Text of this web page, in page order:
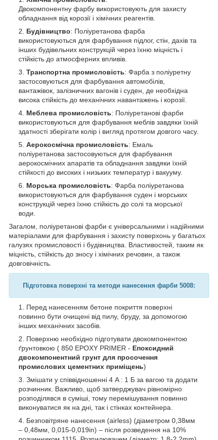
Двокомпонентну фарбу використовують для захисту
обладнання від корозії і хімічних реагентів.
Будівництво: Поліуретанова фарба
використовуються для фарбування підлог, стін, дахів та
інших будівельних конструкцій через їхню міцність і
стійкість до атмосферних впливів.
Транспортна промисловість: Фарба з поліуретну
застосовуються для фарбування автомобілів,
вантажівок, залізничних вагонів і суден, де необхідна
висока стійкість до механічних навантажень і корозії.
Меблева промисловість: Поліуретанові фарби
використовуються для фарбування меблів завдяки їхній
здатності зберігати колір і вигляд протягом довгого часу.
Аерокосмічна промисловість: Емаль
поліуретанова застосовуються для фарбування
аерокосмічних апаратів та обладнання завдяки їхній
стійкості до високих і низьких температур і вакууму.
Морська промисловість: Фарба поліуретанова
використовуються для фарбування суден і морських
конструкцій через їхню стійкість до солі та морської
води.
Загалом, поліуретанові фарби є універсальними і надійними
матеріалами для фарбування і захисту поверхонь у багатьох
галузях промисловості і будівництва. Властивостей, таким як
міцність, стійкість до зносу і хімічних речовин, а також
довговічність.
Підготовка поверхні та методи нанесення фарби 5008:
Перед нанесенням бетоне покриття поверхні
повинно бути очищені від пилу, бруду, за допомогою
інших механічних засобів.
Поверхню необхідно підготувати двокомпонентою
ґрунтовкою ( 850 EPOXY PRIMER - Епоксидний
двокомпонентний грунт для просочення
промислових цементних приміщень)
Змішати у співвідношенні 4 A : 1 Б за вагою та додати
розчинник. Важливо, щоб затверджувач рівномірно
розподілявся в суміші, тому перемішування повинно
виконуватися як на дні, так і стінках контейнера.
Безповітряне нанесення (airless) (діаметром 0,38мм
– 0,48мм, 0,015-0,019in) – після розведення на 10%